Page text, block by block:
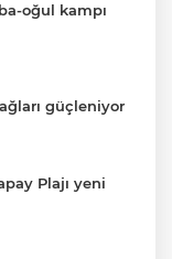
oğul kampı
güçleniyor
Plajı yeni